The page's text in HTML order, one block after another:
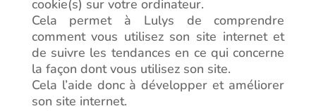
cookie(s) sur votre ordinateur.
Cela permet à Lulys de comprendre
comment vous utilisez son site internet et
de suivre les tendances en ce qui concerne
la façon dont vous utilisez son site.
Cela l’aide donc à développer et améliorer
son site internet.